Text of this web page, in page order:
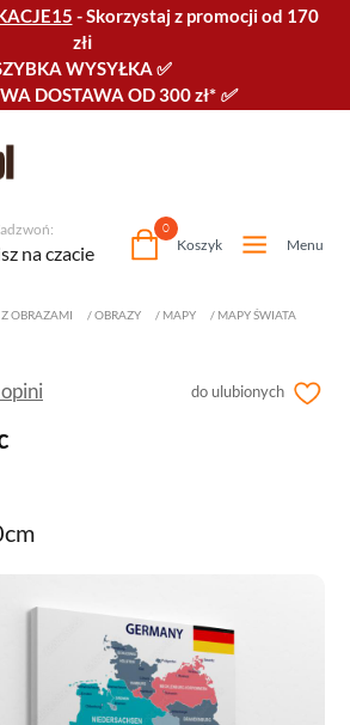
-Skorzystaj z promocji od 170
złℹ️
WYSYŁKA ✅
DOSTAWA OD 300 zł* ✅
na czacie Koszyk
0
Menu
Z OBRAZAMI /OBRAZY / MAPY / MAPY ŚWIATA
do ulubionych